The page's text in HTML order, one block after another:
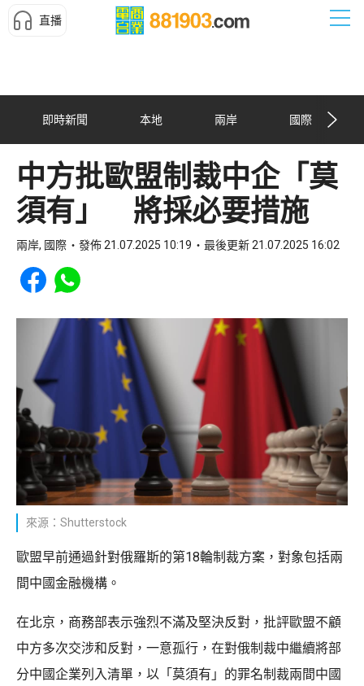
直播
即時新聞 本地 兩岸 國際
中方批歐盟制裁中企「莫
須有」 將採必要措施
兩岸, 國際 發佈 21.07.2025 10:19 最後更新 21.07.2025 16:02
Share to Facebook
Share to WhatsApp
來源：Shutterstock
歐盟早前通過針對俄羅斯的第18輪制裁方案，對象包括兩
間中國金融機構。
在北京，商務部表示強烈不滿及堅決反對，批評歐盟不顧
中方多次交涉和反對，一意孤行，在對俄制裁中繼續將部
分中國企業列入清單，以「莫須有」的罪名制裁兩間中國